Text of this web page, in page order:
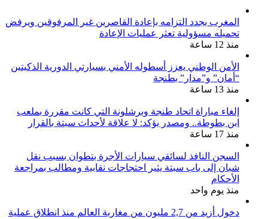
المغرب يجدد التزامه بإعادة القاصرين غير المرفوقين ويرفض
تحميله مسؤولية تعثر عمليات الإعادة
منذ 12 ساعة
الأمن الوطني يعزز أسطوله الأمني بسيارتي الدورية الذكيتين
“أمان” و”مدار” بطنجة
منذ 13 ساعة
إلغاء مباراة اتحاد طنجة وبرشلونة التي كانت مقررة بملعب
ابن بطوطة.. ومصدر يؤكد: لا علاقة لأحداث سبتة بالقرار
منذ 17 ساعة
السجن النافذ لسائقي سيارات الأجرة بتطوان بسبب نقل
شبان إلى باب سبتة يثير احتجاجات نقابية ومطالب بمراجعة
الأحكام
منذ يوم واحد
دخول أزيد من 2,7 مليون من مغاربة العالم منذ انطلاق عملية